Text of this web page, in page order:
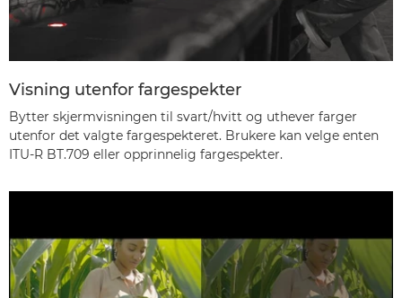
Visning utenfor fargespekter
Bytter skjermvisningen til svart/hvitt og uthever farger
utenfor det valgte fargespekteret. Brukere kan velge enten
ITU-R BT.709 eller opprinnelig fargespekter.